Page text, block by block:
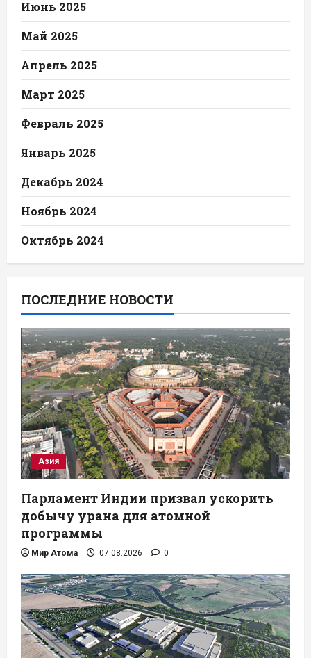
Июнь 2025
Май 2025
Апрель 2025
Март 2025
Февраль 2025
Январь 2025
Декабрь 2024
Ноябрь 2024
Октябрь 2024
ПОСЛЕДНИЕ НОВОСТИ
Азия
Парламент Индии призвал ускорить
добычу урана для атомной
программы
Мир Атома 07.08.2026 0